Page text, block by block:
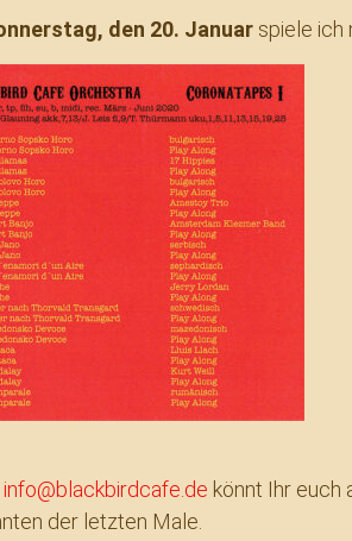
den 20. Januar spiele ich
info@blackbirdcafe.de könnt Ihr euch
der letzten Male.